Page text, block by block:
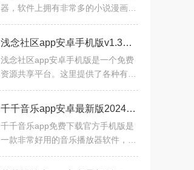
器，软件上拥有非常多的小说漫画资
精致的排版阅读模式，每日实时更
新，超多热门漫画小说为你实
浅念社区app安卓手机版v1.3官方版
浅念社区app安卓手机版是一个免费
资源共享平台。这里提供了各种有用
户的需求，支持一键搜索功能。实时
更新最新资源，下载的资源
千千音乐app安卓最新版2024v8.3.1.9安卓版
千千音乐app免费下载官方手机版是
一款非常好用的音乐播放器软件，拥
地欣赏自己喜爱的音乐，是音乐爱好